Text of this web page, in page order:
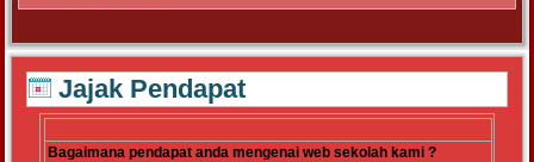
Jajak Pendapat
Bagaimana pendapat anda mengenai web sekolah kami ?